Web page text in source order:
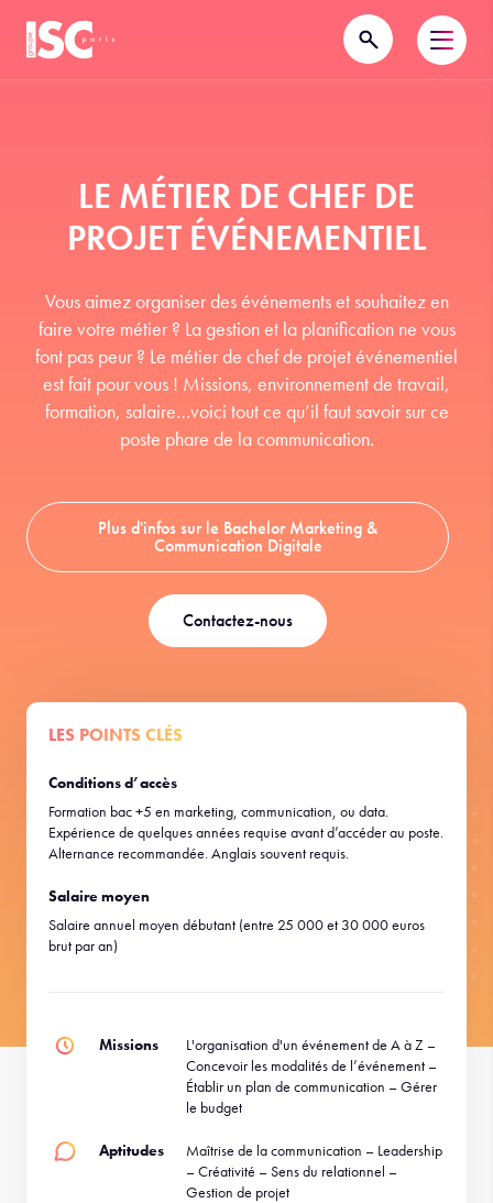
LE MÉTIER DE CHEF DE
PROJET ÉVÉNEMENTIEL
Vous aimez organiser des événements et souhaitez en
faire votre métier ? La gestion et la planification ne vous
font pas peur ? Le métier de chef de projet événementiel
est fait pour vous ! Missions, environnement de travail,
formation, salaire…voici tout ce qu’il faut savoir sur ce
poste phare de la communication.
Plus d'infos sur le Bachelor Marketing &
Communication Digitale
Contactez-nous
LES POINTS CLÉS
Conditions d’accès
Formation bac +5 en marketing, communication, ou data.
Expérience de quelques années requise avant d’accéder au poste.
Alternance recommandée. Anglais souvent requis.
Salaire moyen
Salaire annuel moyen débutant (entre 25 000 et 30 000 euros
brut par an)
Missions
L'organisation d'un événement de A à Z –
Concevoir les modalités de l’événement –
Établir un plan de communication – Gérer
le budget
Aptitudes
Maîtrise de la communication – Leadership
– Créativité – Sens du relationnel –
Gestion de projet